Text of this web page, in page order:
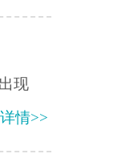
现
详情>>